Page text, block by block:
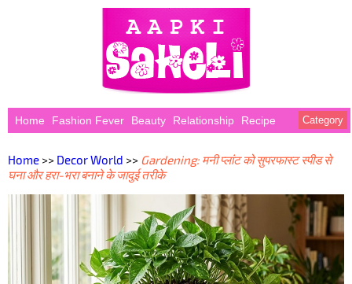
Home Fashion Fever Beauty Relationship Recipe Category
Home >> Decor World >> Gardening: मनी प्लांट को सुपरफास्ट स्पीड से
घना और हरा-भरा बनाने के जादुई तरीके